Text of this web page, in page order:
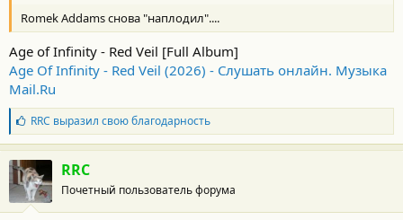
и
:
Romek Addams снова "наплодил"....
Age of Infinity - Red Veil [Full Album]
Age Of Infinity - Red Veil (2026) - Слушать онлайн. Музыка
Mail.Ru
Б
л
а
г
о
д
а
RRC выразил свою благодарность
RRC
Почетный пользователь форума